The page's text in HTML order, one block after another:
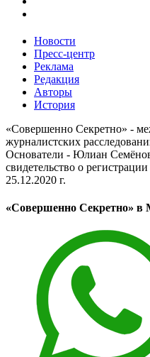
Новости
Пресс-центр
Реклама
Редакция
Авторы
История
«Совершенно Секретно» -
журналистских
Основатели - Юлиан
свидетельство о
25.12.2020 г.
«Совершенно Секретно» в